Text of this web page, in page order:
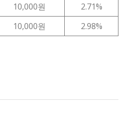
10,000원
2.71%
10,000원 2.98%